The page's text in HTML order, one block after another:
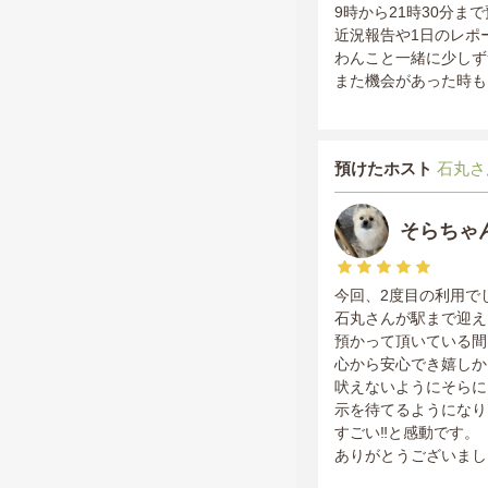
9時から21時30分ま
近況報告や1日のレポ
わんこと一緒に少し
また機会があった時
預けたホスト 石丸
そらちゃ
今回、2度目の利用で
石丸さんが駅まで迎
預かって頂いている
心から安心でき嬉し
吠えないようにそら
示を待てるようになり
すごい‼️と感動です。
ありがとうございま